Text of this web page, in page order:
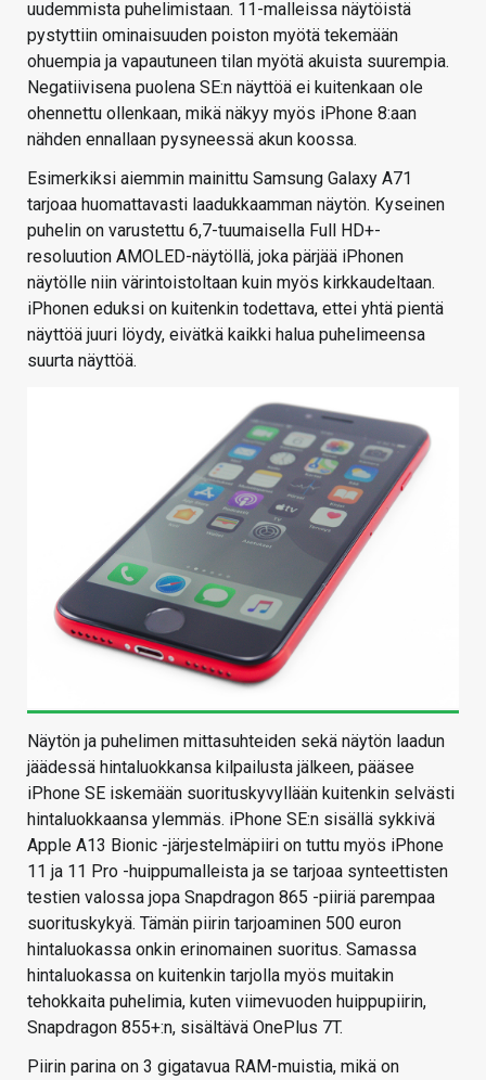
uudemmista puhelimistaan. 11-malleissa näytöistä
pystyttiin ominaisuuden poiston myötä tekemään
ohuempia ja vapautuneen tilan myötä akuista suurempia.
Negatiivisena puolena SE:n näyttöä ei kuitenkaan ole
ohennettu ollenkaan, mikä näkyy myös iPhone 8:aan
nähden ennallaan pysyneessä akun koossa.
Esimerkiksi aiemmin mainittu Samsung Galaxy A71
tarjoaa huomattavasti laadukkaamman näytön. Kyseinen
puhelin on varustettu 6,7-tuumaisella Full HD+-
resoluution AMOLED-näytöllä, joka pärjää iPhonen
näytölle niin värintoistoltaan kuin myös kirkkaudeltaan.
iPhonen eduksi on kuitenkin todettava, ettei yhtä pientä
näyttöä juuri löydy, eivätkä kaikki halua puhelimeensa
suurta näyttöä.
Näytön ja puhelimen mittasuhteiden sekä näytön laadun
jäädessä hintaluokkansa kilpailusta jälkeen, pääsee
iPhone SE iskemään suorituskyvyllään kuitenkin selvästi
hintaluokkaansa ylemmäs. iPhone SE:n sisällä sykkivä
Apple A13 Bionic -järjestelmäpiiri on tuttu myös iPhone
11 ja 11 Pro -huippumalleista ja se tarjoaa synteettisten
testien valossa jopa Snapdragon 865 -piiriä parempaa
suorituskykyä. Tämän piirin tarjoaminen 500 euron
hintaluokassa onkin erinomainen suoritus. Samassa
hintaluokassa on kuitenkin tarjolla myös muitakin
tehokkaita puhelimia, kuten viimevuoden huippupiirin,
Snapdragon 855+:n, sisältävä OnePlus 7T.
Piirin parina on 3 gigatavua RAM-muistia, mikä on